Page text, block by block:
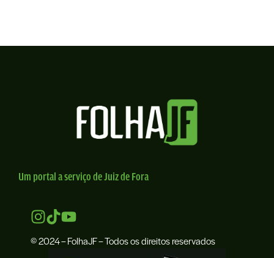
Um portal a serviço de Juiz de Fora
© 2024 – FolhaJF – Todos os direitos reservados